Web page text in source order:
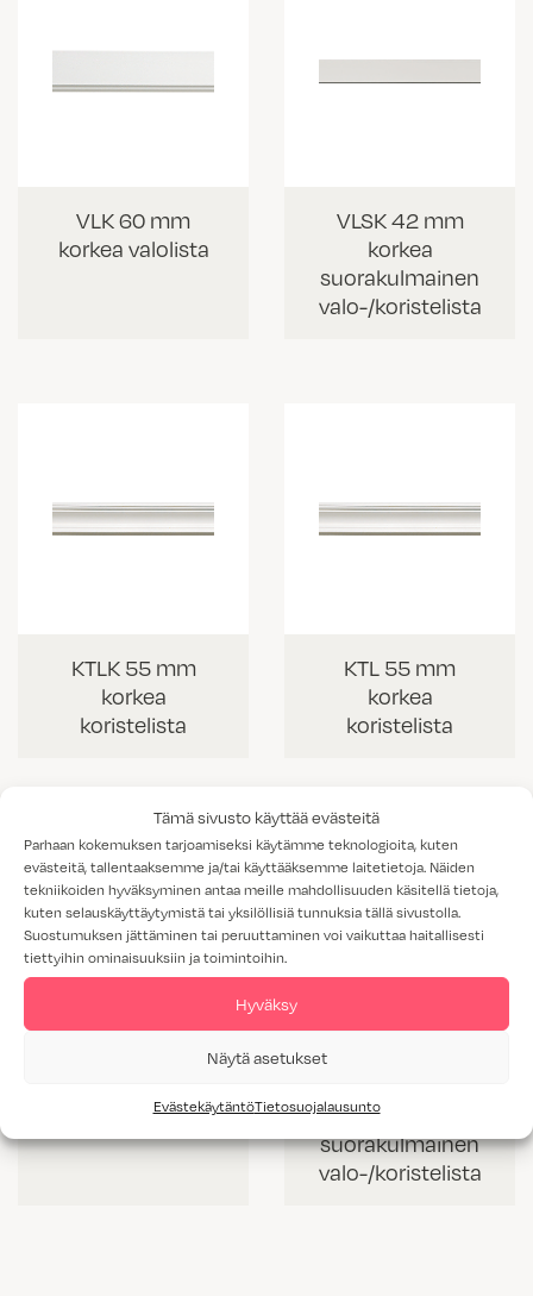
Tämä sivusto käyttää evästeitä
Parhaan kokemuksen tarjoamiseksi käytämme teknologioita, kuten
evästeitä, tallentaaksemme ja/tai käyttääksemme laitetietoja. Näiden
tekniikoiden hyväksyminen antaa meille mahdollisuuden käsitellä tietoja,
kuten selauskäyttäytymistä tai yksilöllisiä tunnuksia tällä sivustolla.
Suostumuksen jättäminen tai peruuttaminen voi vaikuttaa haitallisesti
tiettyihin ominaisuuksiin ja toimintoihin.
Hyväksy
Näytä asetukset
EvästekäytäntöTietosuojalausunto
VLK 60 mm
korkea valolista
VLSK 42 mm
korkea
suorakulmainen
valo-/koristelista
KTLK 55 mm
korkea
koristelista
KTL 55 mm
korkea
koristelista
valolista
korkea
suorakulmainen
valo-/koristelista